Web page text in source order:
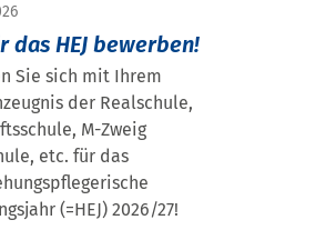
das HEJ bewerben!
Sie sich mit Ihrem
der Realschule,
M-Zweig
etc. für das
(=HEJ) 2026/27!